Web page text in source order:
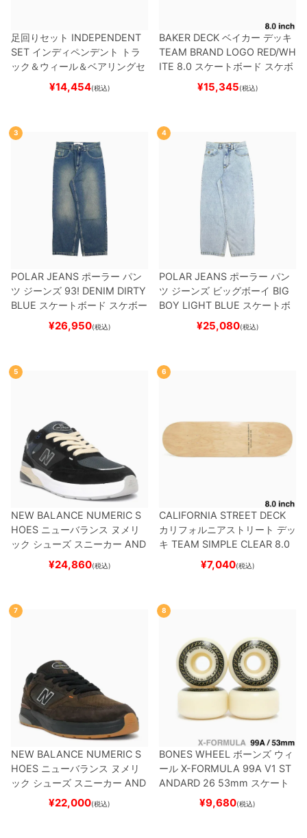
足回りセット INDEPENDENT
SET インディペンデント
トラ
ック＆ウィール＆ベアリングセ
（トリック用）
ード スケボー
¥14,454(税込)
BAKER DECK ベイカー デッキ
TEAM BRAND LOGO RED/WH
ITE 8.0 スケートボード スケボ
¥15,345(税込)
3
POLAR JEANS ポーラー パン
ツ ジーンズ 93! DENIM DIRTY
BLUE スケートボード スケボー
¥26,950(税込)
4
POLAR JEANS ポーラー パン
ツ ジーンズ ビッグボーイ BIG
BOY LIGHT BLUE スケートボ
ード スケボー
¥25,080(税込)
5
NEW BALANCE NUMERIC S
HOES ニューバランス ヌメリ
ック シューズ スニーカー AND
REW REYNOLDS 933
BLACK/NAVYスケートボ
¥24,860(税込)
6
CALIFORNIA STREET DECK
カリフォルニアストリート デッ
キ TEAM SIMPLE CLEAR 8.0
ブランク（DSM）
ード スケボー
¥7,040(税込)
7
NEW BALANCE NUMERIC S
HOES ニューバランス ヌメリ
ック シューズ スニーカー AND
REW REYNOLDS 933
BROWN/BLACK
スケート
¥22,000(税込)
8
BONES WHEEL ボーンズ ウィ
ール X-FORMULA 99A V1 ST
ANDARD 26 53mm スケート
ボード スケボー
¥9,680(税込)